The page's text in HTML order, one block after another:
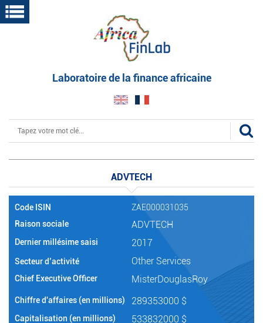
Aller
au
Laboratoire de la finance africaine
Rechercher
ADVTECH
Code ISIN
ZAE000031035
Raison sociale
ADVTECH
Dernier millésime saisi 2017
Secteur d’activité Other Services
Chief Executive Officer MisterDouglasRoy
Chiffre d'affaires (en millions) 289353000 $
Capitalisation (en millions) 533832000 $